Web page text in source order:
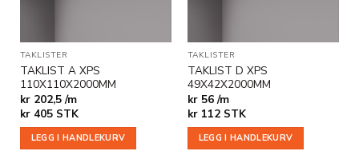
TAKLISTER
TAKLIST A XPS
110X110X2000MM
kr 202,5 /m
kr405 STK
LEGG I HANDLEKURV
TAKLISTER
TAKLIST D XPS
49X42X2000MM
kr 56 /m
kr112 STK
LEGG I HANDLEKURV